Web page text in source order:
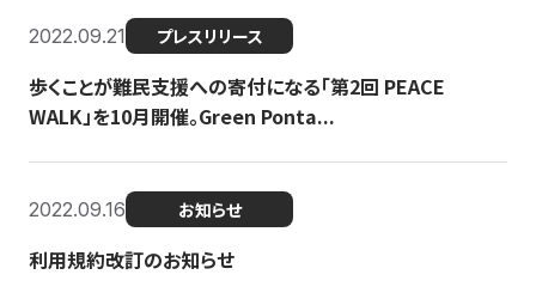
2022.09.21 プレスリリース
歩くことが難民支援への寄付になる「第2回 PEACE
WALK」を10月開催。Green Ponta...
2022.09.16 お知らせ
利用規約改訂のお知らせ